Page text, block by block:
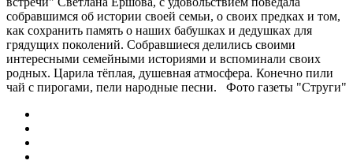
собравшимся об истории своей семьи, о своих предках и том,
как сохранить память о наших бабушках и дедушках для
грядущих поколений. Собравшиеся делились своими
интересными семейными историями и вспоминали своих
родных. Царила тёплая, душевная атмосфера. Конечно пили
чай с пирогами, пели народные песни. Фото газеты "Струги"